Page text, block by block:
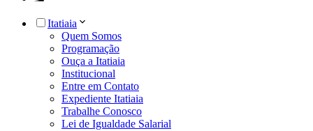
Itatiaia
Quem Somos
Programação
Ouça a Itatiaia
Institucional
Entre em Contato
Expediente Itatiaia
Trabalhe Conosco
Lei de Igualdade Salarial